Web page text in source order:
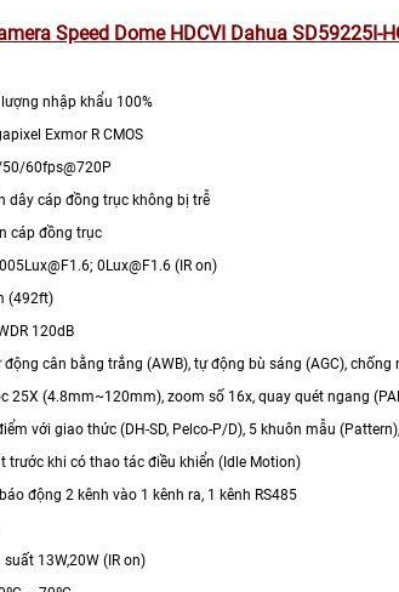
Speed Dome HDCVI Dahua SD59225I-
nhập khẩu 100%
Exmor R CMOS
60fps@720P
dây cáp đồng trục không bị trễ
cáp đồng trục
0Lux@F1.6 (IR on)
(492ft)
120dB
động cân bằng trắng (AWB), tự động bù sáng (AGC),
25X (4.8mm~120mm), zoom số 16x, quay quét ngang
với giao thức (DH-SD, Pelco-P/D), 5 khuôn mẫu
trước khi có thao tác điều khiển (Idle Motion)
động 2 kênh vào 1 kênh ra, 1 kênh RS485
13W,20W (IR on)